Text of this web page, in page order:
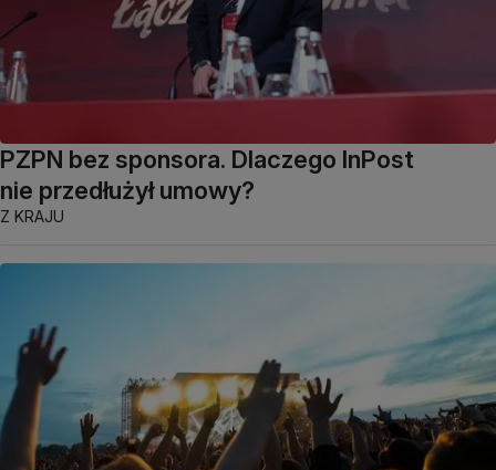
PZPN bez sponsora. Dlaczego InPost
nie przedłużył umowy?
Z KRAJU